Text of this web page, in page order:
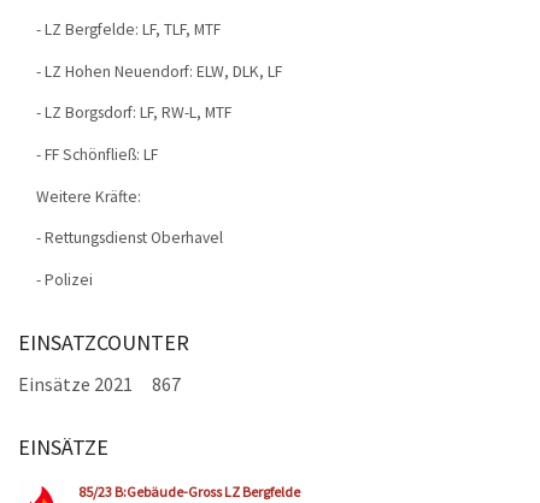
- LZ Bergfelde: LF, TLF, MTF
- LZ Hohen Neuendorf: ELW, DLK, LF
- LZ Borgsdorf: LF, RW-L, MTF
- FF Schönfließ: LF
Weitere Kräfte:
- Rettungsdienst Oberhavel
- Polizei
EINSATZCOUNTER
Einsätze 2021 867
EINSÄTZE
85/23 B:Gebäude-Gross LZ Bergfelde
Seiten